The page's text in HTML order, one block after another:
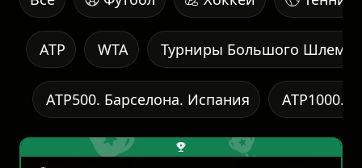
WTA
ATP Турниры Большого Шлема
ATP1000.
ATP500. Барселона. Испания